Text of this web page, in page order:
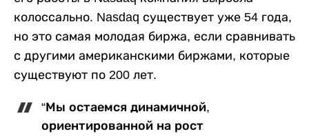
колоссально. Nasdaq существует уже 54 года,
но это самая молодая биржа, если сравнивать
с другими американскими биржами, которые
существуют по 200 лет.
“Мы остаемся динамичной,
ориентированной на рост